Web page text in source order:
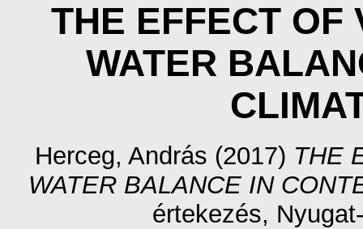
THE EFFECT OF
WATER
Herceg, András (2017) THE
WATER BALANCE IN
értekezés,